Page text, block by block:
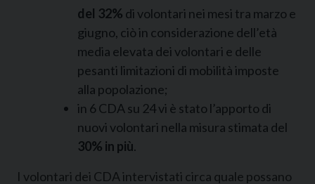
del 32% di volontari nei mesi tra marzo e
giugno, ciò in considerazione dell’età
media elevata dei volontari e delle
pesanti limitazioni di mobilità imposte
alla popolazione;
in 6 CDA su 24 vi è stato l’apporto di
nuovi volontari nella misura stimata del
30% in più.
I volontari dei CDA intervistati circa quale possano